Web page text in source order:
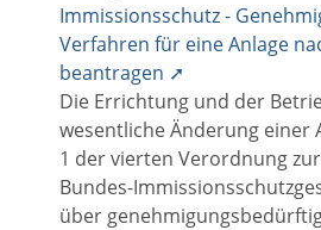
Immissionsschutz -
Verfahren für eine Anlage
beantragen ➚
Die Errichtung und der
wesentliche Änderung einer
1 der vierten Verordnung
Bundes-
über